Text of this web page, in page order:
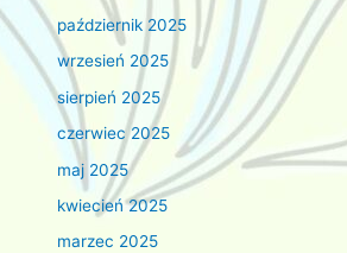
październik 2025
wrzesień 2025
sierpień 2025
czerwiec 2025
maj 2025
kwiecień 2025
marzec 2025